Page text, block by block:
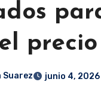
precio
Suarez junio 4, 2026